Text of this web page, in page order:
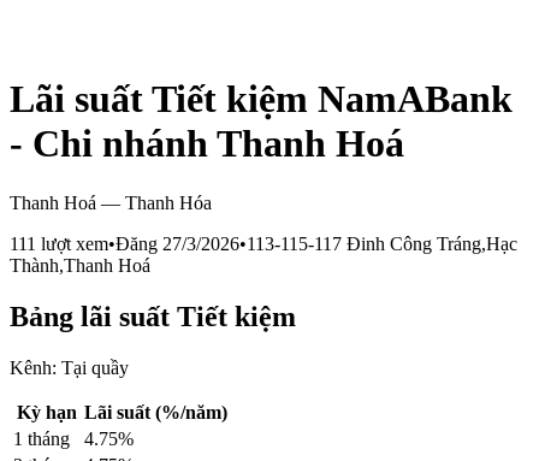
Lãi suất Tiết kiệm NamABank
- Chi nhánh Thanh Hoá
Thanh Hoá — Thanh Hóa
111 lượt xem•Đăng 27/3/2026•113-115-117 Đinh Công Tráng,Hạc
Thành,Thanh Hoá
Bảng lãi suất Tiết kiệm
Kênh: Tại quầy
Kỳ hạn Lãi suất (%/năm)
1 tháng 4.75%